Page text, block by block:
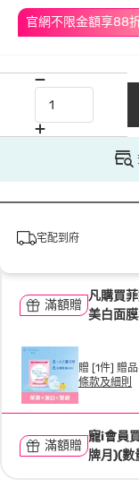
官網不限金額享88
宅配到府
滿額贈
凡購買
美白面
贈 [1件] 贈
條款及細則
滿額贈
寵i會員
牌月)(數